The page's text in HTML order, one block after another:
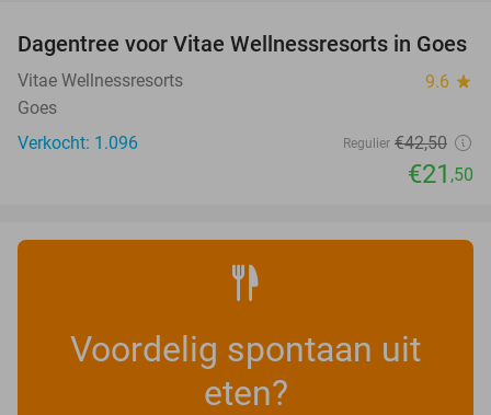
49%
Dagentree voor Vitae Wellnessresorts in Goes
Vitae Wellnessresorts 9.6 star
Goes
Verkocht: 1.096
Regulier €42,50
€21 ,50
Voordelig spontaan uit
eten?